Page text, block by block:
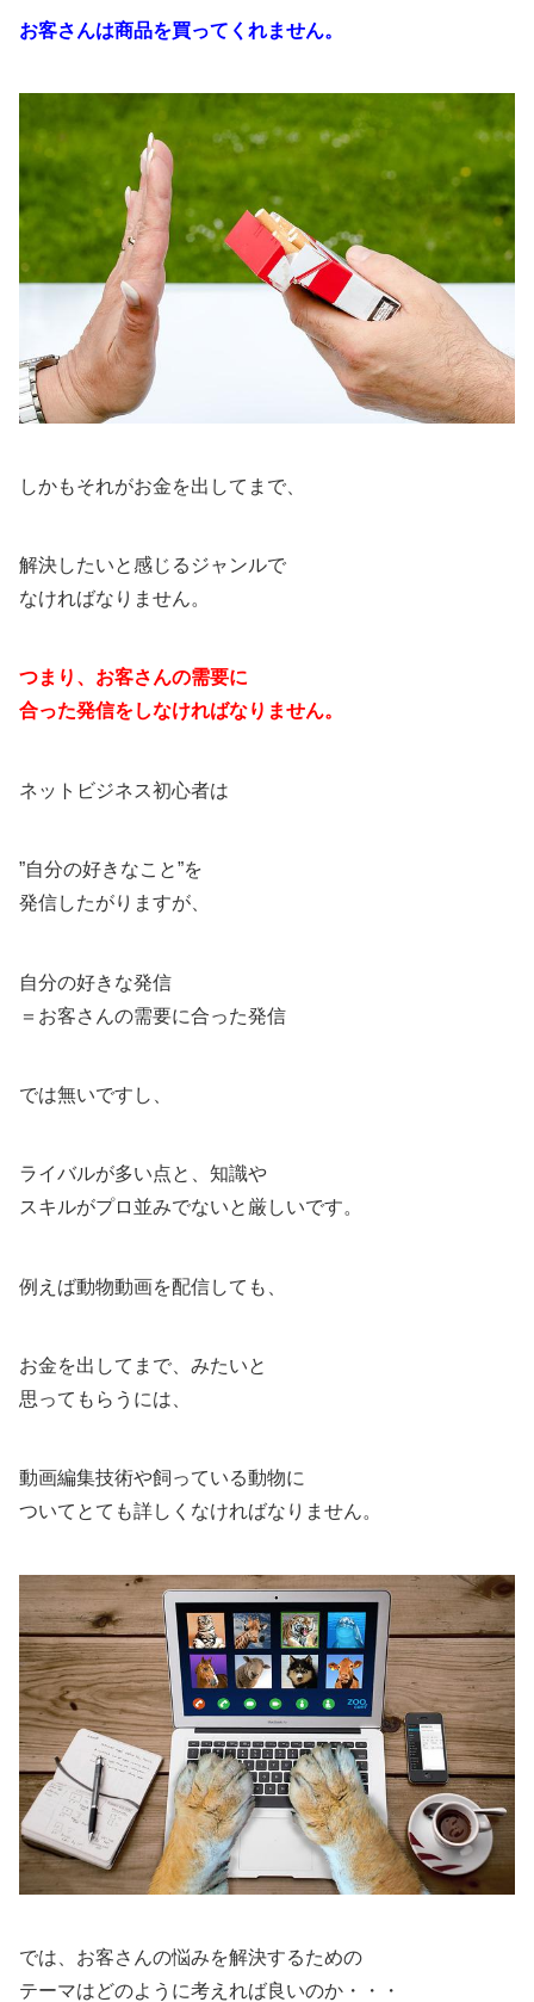
お客さんは商品を買ってくれません。
しかもそれがお金を出してまで、
解決したいと感じるジャンルで
なければなりません。
つまり、お客さんの需要に
合った発信をしなければなりません。
ネットビジネス初心者は
”自分の好きなこと”を
発信したがりますが、
自分の好きな発信
＝お客さんの需要に合った発信
では無いですし、
ライバルが多い点と、知識や
スキルがプロ並みでないと厳しいです。
例えば動物動画を配信しても、
お金を出してまで、みたいと
思ってもらうには、
動画編集技術や飼っている動物に
ついてとても詳しくなければなりません。
では、お客さんの悩みを解決するための
テーマはどのように考えれば良いのか・・・